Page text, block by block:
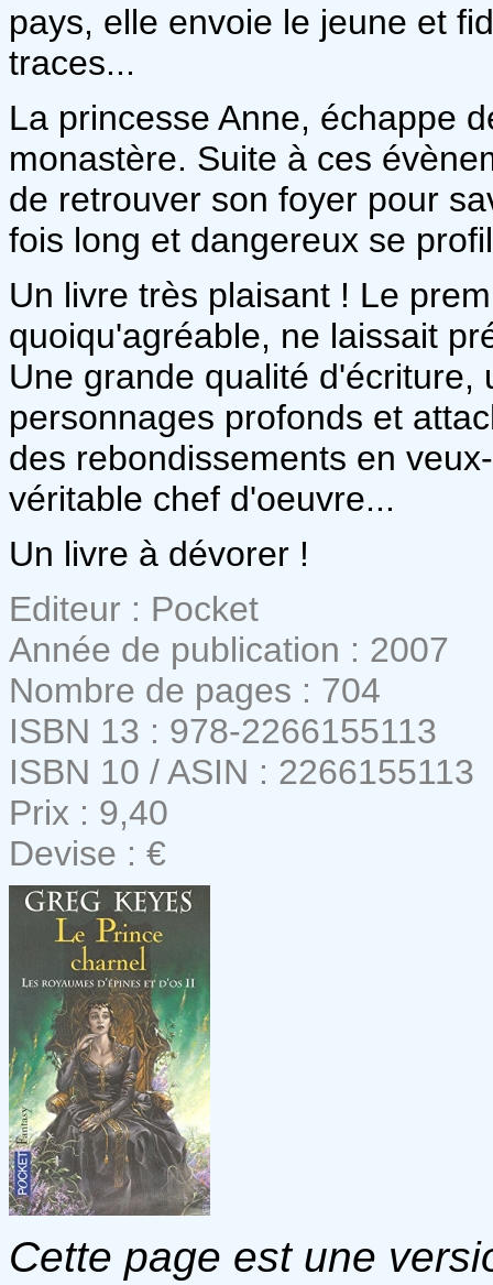
pays, elle envoie le jeune et
traces...
La princesse Anne, échappe
monastère. Suite à ces
de retrouver son foyer pour
fois long et dangereux se
Un livre très plaisant ! Le
quoiqu'agréable, ne laissait
Une grande qualité
personnages profonds et
des rebondissements en
véritable chef d'oeuvre...
Un livre à dévorer !
Editeur : Pocket
Année de publication : 2007
Nombre de pages : 704
ISBN 13 : 978-2266155113
ISBN 10 / ASIN : 2266155113
Prix : 9,40
Devise : €
Cette page est une